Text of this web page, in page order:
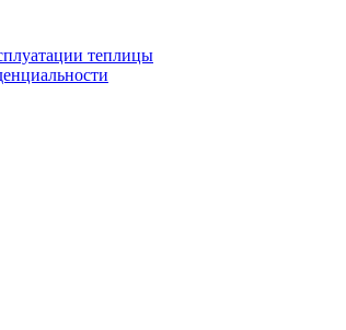
теплицы